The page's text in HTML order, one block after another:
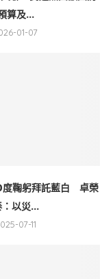
算及...
01-07
度鞠躬拜託藍白 卓榮
以災...
07-11